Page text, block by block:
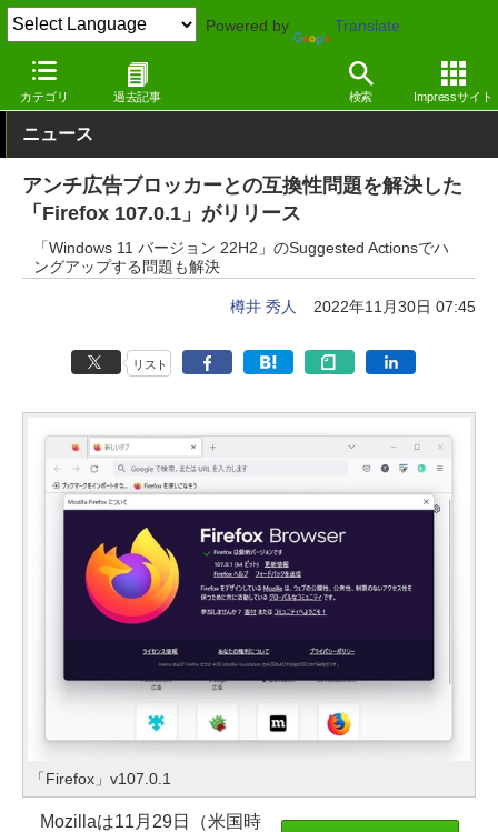
Powered by Translate
カテゴリ 過去記事 検索 Impressサイト
窓の杜 インターネット Windows
ニュース
アンチ広告ブロッカーとの互換性問題を解決した
「Firefox 107.0.1」がリリース
「Windows 11 バージョン 22H2」のSuggested Actionsでハ
ングアップする問題も解決
樽井 秀人 2022年11月30日 07:45
リスト
「Firefox」v107.0.1
Mozillaは11月29日（米国時